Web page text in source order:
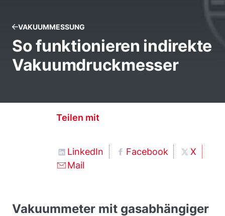
VAKUUMMESSUNG
So funktionieren indirekte
Vakuumdruckmesser
Teilen mit
LinkedIn Facebook
X
Mail
Vakuummeter mit gasabhängiger